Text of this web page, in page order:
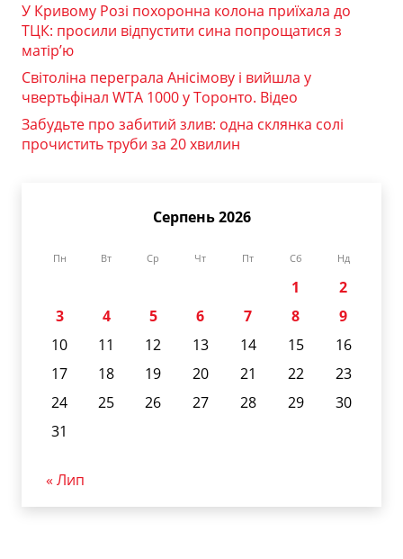
У Кривому Розі похоронна колона приїхала до
ТЦК: просили відпустити сина попрощатися з
матір’ю
Світоліна переграла Анісімову і вийшла у
чвертьфінал WTA 1000 у Торонто. Відео
Забудьте про забитий злив: одна склянка солі
прочистить труби за 20 хвилин
Серпень 2026
Пн Вт Ср Чт Пт Сб Нд
1
2
3
4 5 6 7 8
9
10
11 12 13 14 15
16
17
18 19 20 21 22
23
24
25 26 27 28 29
30
31
« Лип